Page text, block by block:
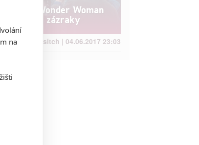
Office: Wonder Woman
v kinech zázraky
Brousitch | 04.06.2017 23:03
na